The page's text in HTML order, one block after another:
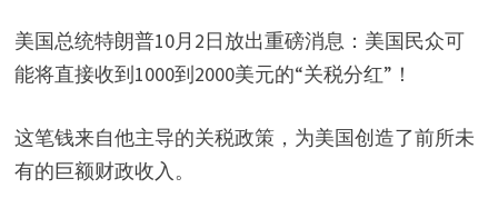
美国总统特朗普10月2日放出重磅消息：美国民众可
能将直接收到1000到2000美元的“关税分红”！
这笔钱来自他主导的关税政策，为美国创造了前所未
有的巨额财政收入。